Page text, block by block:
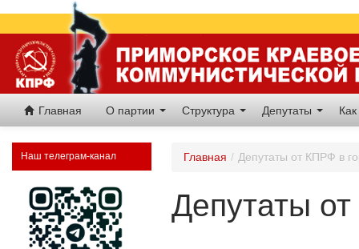
Главная О партии Структура Депутаты
Наш телеграм-канал Главная / Депутаты от КПРФ в
Депутаты